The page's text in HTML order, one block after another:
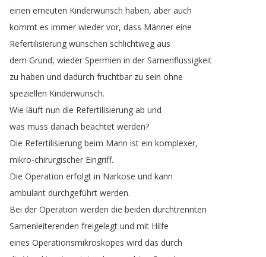
einen erneuten Kinderwunsch haben, aber auch
kommt es immer wieder vor, dass Männer eine
Refertilisierung wünschen schlichtweg aus
dem Grund, wieder Spermien in der Samenflüssigkeit
zu haben und dadurch fruchtbar zu sein ohne
speziellen Kinderwunsch.
Wie läuft nun die Refertilisierung ab und
was muss danach beachtet werden?
Die Refertilisierung beim Mann ist ein komplexer,
mikro-chirurgischer Eingriff.
Die Operation erfolgt in Narkose und kann
ambulant durchgeführt werden.
Bei der Operation werden die beiden durchtrennten
Samenleiterenden freigelegt und mit Hilfe
eines Operationsmikroskopes wird das durch